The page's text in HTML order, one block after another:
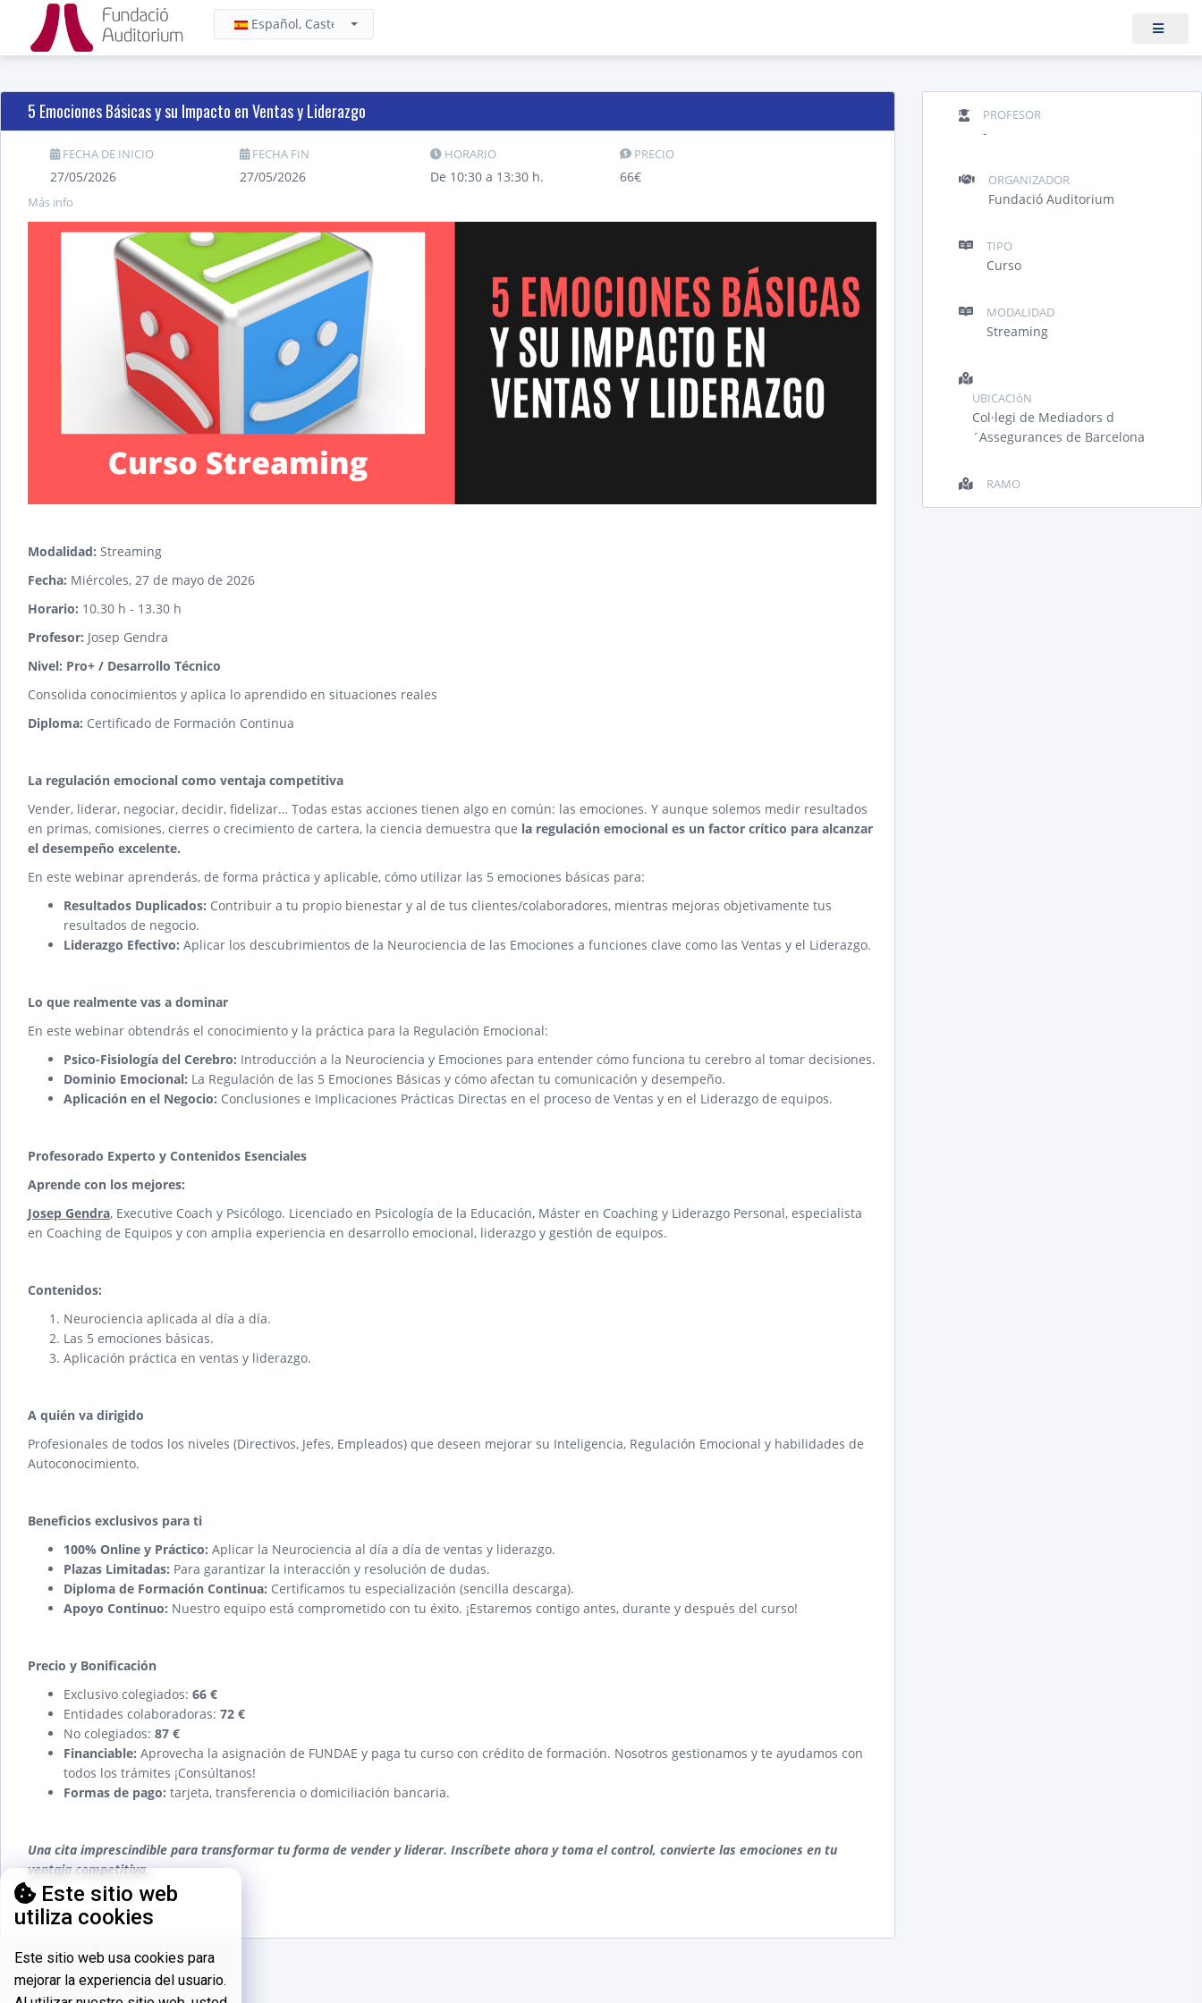
Español, Castellano
5 Emociones Básicas y su Impacto en Ventas y Liderazgo
FECHA DE INICIO
27/05/2026
FECHA FIN
27/05/2026
HORARIO
De 10:30 a 13:30 h.
PRECIO
66€
Más info
Modalidad: Streaming
Fecha: Miércoles, 27 de mayo de 2026
Horario: 10.30 h - 13.30 h
Profesor: Josep Gendra
Nivel: Pro+ / Desarrollo Técnico
Consolida conocimientos y aplica lo aprendido en situaciones reales
Diploma: Certificado de Formación Continua
La regulación emocional como ventaja competitiva
Vender, liderar, negociar, decidir, fidelizar… Todas estas acciones tienen algo en común: las emociones. Y aunque solemos medir resultados
en primas, comisiones, cierres o crecimiento de cartera, la ciencia demuestra que la regulación emocional es un factor crítico para alcanzar
el desempeño excelente.
En este webinar aprenderás, de forma práctica y aplicable, cómo utilizar las 5 emociones básicas para:
Resultados Duplicados: Contribuir a tu propio bienestar y al de tus clientes/colaboradores, mientras mejoras objetivamente tus
resultados de negocio.
Liderazgo Efectivo: Aplicar los descubrimientos de la Neurociencia de las Emociones a funciones clave como las Ventas y el Liderazgo.
Lo que realmente vas a dominar
En este webinar obtendrás el conocimiento y la práctica para la Regulación Emocional:
Psico-Fisiología del Cerebro: Introducción a la Neurociencia y Emociones para entender cómo funciona tu cerebro al tomar decisiones.
Dominio Emocional: La Regulación de las 5 Emociones Básicas y cómo afectan tu comunicación y desempeño.
Aplicación en el Negocio: Conclusiones e Implicaciones Prácticas Directas en el proceso de Ventas y en el Liderazgo de equipos.
Profesorado Experto y Contenidos Esenciales
Aprende con los mejores:
Josep Gendra, Executive Coach y Psicólogo. Licenciado en Psicología de la Educación, Máster en Coaching y Liderazgo Personal, especialista
en Coaching de Equipos y con amplia experiencia en desarrollo emocional, liderazgo y gestión de equipos.
Contenidos:
Neurociencia aplicada al día a día.
Las 5 emociones básicas.
Aplicación práctica en ventas y liderazgo.
A quién va dirigido
Profesionales de todos los niveles (Directivos, Jefes, Empleados) que deseen mejorar su Inteligencia, Regulación Emocional y habilidades de
Autoconocimiento.
Beneficios exclusivos para ti
100% Online y Práctico: Aplicar la Neurociencia al día a día de ventas y liderazgo.
Plazas Limitadas: Para garantizar la interacción y resolución de dudas.
Diploma de Formación Continua: Certificamos tu especialización (sencilla descarga).
Apoyo Continuo: Nuestro equipo está comprometido con tu éxito. ¡Estaremos contigo antes, durante y después del curso!
Precio y Bonificación
Exclusivo colegiados: 66 €
Entidades colaboradoras: 72 €
No colegiados: 87 €
Financiable: Aprovecha la asignación de FUNDAE y paga tu curso con crédito de formación. Nosotros gestionamos y te ayudamos con
todos los trámites ¡Consúltanos!
Formas de pago: tarjeta, transferencia o domiciliación bancaria.
Una cita imprescindible para transformar tu forma de vender y liderar. Inscríbete ahora y toma el control, convierte las emociones en tu
ventaja competitiva.
PROFESOR
-
ORGANIZADOR
Fundació Auditorium
TIPO
Curso
MODALIDAD
Streaming
UBICACIóN
Col·legi de Mediadors d
´Assegurances de Barcelona
RAMO
Este sitio web
utiliza cookies
Este sitio web usa cookies para
mejorar la experiencia del usuario.